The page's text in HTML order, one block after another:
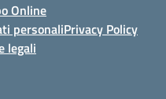
Online
personaliPrivacy Policy
legali